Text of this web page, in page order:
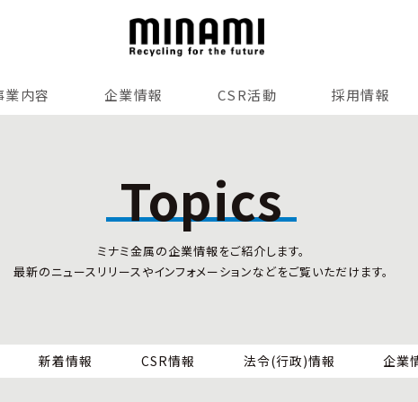
業内容 企業情報 CSR活動 採用情報
Topics
ミナミ金属の企業情報をご紹介します。
最新のニュースリリースやインフォメーションなどをご覧いただけます。
新着情報 CSR情報 法令(行政)情報 企業